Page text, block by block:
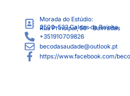
Morada do Estúdio:
Rua Principal, 50 - Bairradas
2500-532 Caldas da Rainha
+351910709826
becodasaudade@outlook.pt
https://www.facebook.com/